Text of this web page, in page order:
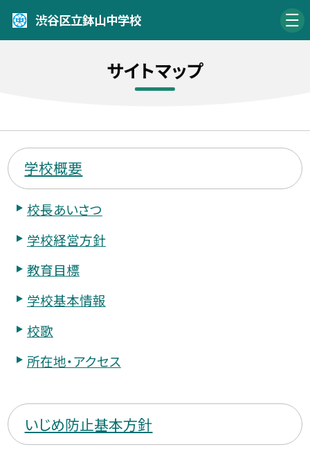
渋谷区立鉢山中学校
サイトマップ
学校概要
校長あいさつ
学校経営方針
教育目標
学校基本情報
校歌
所在地・アクセス
いじめ防止基本方針